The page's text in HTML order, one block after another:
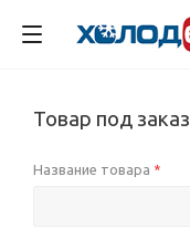
Товар под заказ
Название товара *